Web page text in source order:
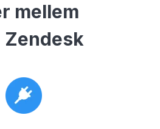
mellem
Zendesk